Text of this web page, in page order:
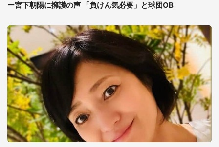
ー宮下朝陽に擁護の声 「負けん気必要」と球団OB